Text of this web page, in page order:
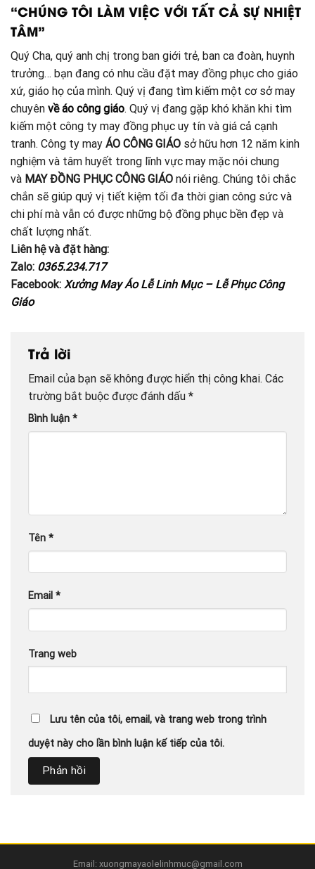
“CHÚNG TÔI LÀM VIỆC VỚI TẤT CẢ SỰ NHIỆT
TÂM”
Quý Cha, quý anh chị trong ban giới trẻ, ban ca đoàn, huynh
trưởng… bạn đang có nhu cầu đặt may đồng phục cho giáo
xứ, giáo họ của mình. Quý vị đang tìm kiếm một cơ sở may
chuyên về áo công giáo. Quý vị đang gặp khó khăn khi tìm
kiếm một công ty may đồng phục uy tín và giá cả cạnh
tranh. Công ty may ÁO CÔNG GIÁO sở hữu hơn 12 năm kinh
nghiệm và tâm huyết trong lĩnh vực may mặc nói chung
và MAY ĐỒNG PHỤC CÔNG GIÁO nói riêng. Chúng tôi chắc
chắn sẽ giúp quý vị tiết kiệm tối đa thời gian công sức và
chi phí mà vẫn có được những bộ đồng phục bền đẹp và
chất lượng nhất.
Liên hệ và đặt hàng:
Zalo: 0365.234.717
Facebook: Xưởng May Áo Lễ Linh Mục – Lễ Phục Công
Giáo
Trả lời
Email của bạn sẽ không được hiển thị công khai. Các
trường bắt buộc được đánh dấu *
Bình luận *
Tên *
Email *
Trang web
Lưu tên của tôi, email, và trang web trong trình
duyệt này cho lần bình luận kế tiếp của tôi.
Email: xuongmayaolelinhmuc@gmail.com